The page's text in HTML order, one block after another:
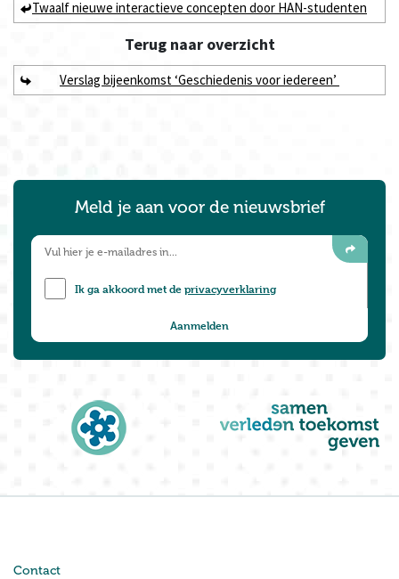
Twaalf nieuwe interactieve concepten door HAN-studenten
Terug naaroverzicht
Verslag bijeenkomst ‘Geschiedenis voor iedereen’
Meld je aan voor de nieuwsbrief
Ik ga akkoord met deprivacyverklaring
Contact